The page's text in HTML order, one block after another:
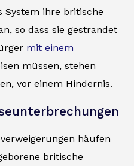
System ihre britische
so dass sie gestrandet
mit einem
müssen, stehen
vor einem Hindernis.
häufen
britische